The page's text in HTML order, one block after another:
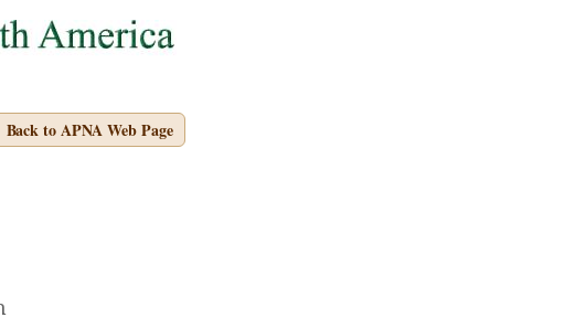
Back to APNA Web Page